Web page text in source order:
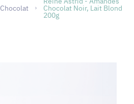
Chocolat Chocolat Noir, Lait Blond
200g